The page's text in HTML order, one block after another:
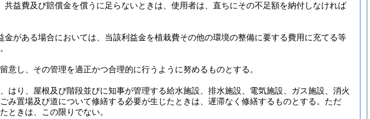
益費及び賠償金を償うに足らないときは、使用者は、直ちにその不足額を納付しなければ
がある場合においては、当該利益金を植栽費その他の環境の整備に要する費用に充てる等
し、その管理を適正かつ合理的に行うように努めるものとする。
はり、屋根及び階段並びに知事が管理する給水施設、排水施設、電気施設、ガス施設、消火
置場及び道について修繕する必要が生じたときは、遅滞なく修繕するものとする。 ただ
ときは、この限りでない。